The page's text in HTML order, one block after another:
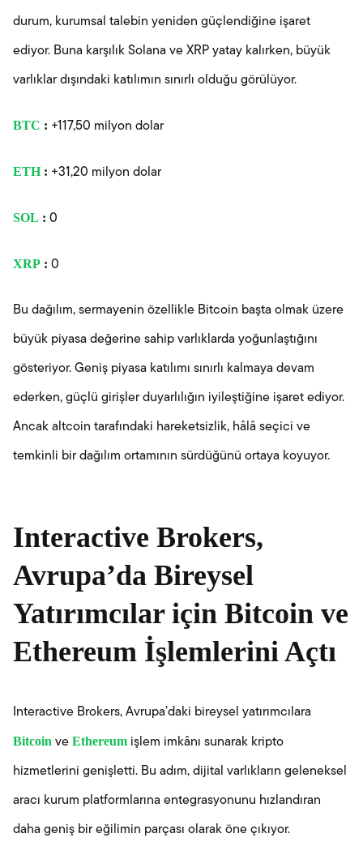
durum, kurumsal talebin yeniden güçlendiğine işaret
ediyor. Buna karşılık Solana ve XRP yatay kalırken, büyük
varlıklar dışındaki katılımın sınırlı olduğu görülüyor.
BTC : +117,50 milyon dolar
ETH : +31,20 milyon dolar
SOL : 0
XRP : 0
Bu dağılım, sermayenin özellikle Bitcoin başta olmak üzere
büyük piyasa değerine sahip varlıklarda yoğunlaştığını
gösteriyor. Geniş piyasa katılımı sınırlı kalmaya devam
ederken, güçlü girişler duyarlılığın iyileştiğine işaret ediyor.
Ancak altcoin tarafındaki hareketsizlik, hâlâ seçici ve
temkinli bir dağılım ortamının sürdüğünü ortaya koyuyor.
Interactive Brokers,
Avrupa’da Bireysel
Yatırımcılar için Bitcoin ve
Ethereum İşlemlerini Açtı
Interactive Brokers, Avrupa’daki bireysel yatırımcılara
Bitcoin ve Ethereum işlem imkânı sunarak kripto
hizmetlerini genişletti. Bu adım, dijital varlıkların geleneksel
aracı kurum platformlarına entegrasyonunu hızlandıran
daha geniş bir eğilimin parçası olarak öne çıkıyor.